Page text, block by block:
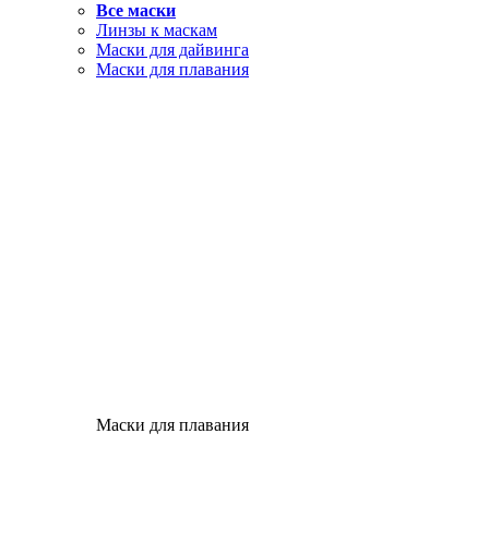
Все маски
Линзы к маскам
Маски для дайвинга
Маски для плавания
Маски для плавания